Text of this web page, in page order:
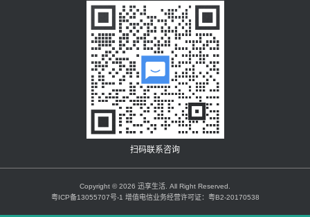
扫码联系咨询
Copyright © 2026 迅享生活. All Right Reserved.
粤ICP备13055707号-1 增值电信业务经营许可证：粤B2-20170538